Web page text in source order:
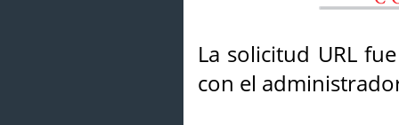
La solicitud URL
con el